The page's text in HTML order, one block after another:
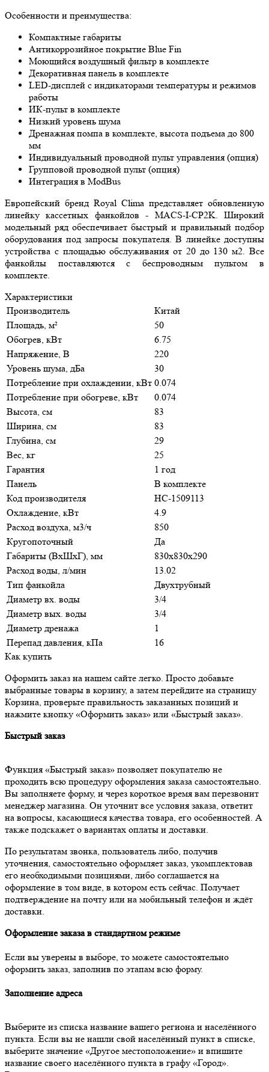
Особенности и преимущества:
Компактные габариты
Антикоррозийное покрытие Blue Fin
Моющийся воздушный фильтр в комплекте
Декоративная панель в комплекте
LED-дисплей с индикаторами температуры и режимов
работы
ИК-пульт в комплекте
Низкий уровень шума
Дренажная помпа в комплекте, высота подъема до 800
мм
Индивидуальный проводной пульт управления (опция)
Групповой проводной пульт (опция)
Интеграция в ModBus
Европейский бренд Royal Clima представляет обновленную
линейку кассетных фанкойлов - MACS-I-CP2K. Широкий
модельный ряд обеспечивает быстрый и правильный подбор
оборудования под запросы покупателя. В линейке доступны
устройства с площадью обслуживания от 20 до 130 м2. Все
фанкойлы поставляются с беспроводным пультом в
комплекте.
Характеристики
Производитель
Китай
Площадь, м²
50
Обогрев, кВт
6.75
Напряжение, В
220
Уровень шума, дБа
30
Потребление при охлаждении, кВт 0.074
Потребление при обогреве, кВт
0.074
Высота, см
83
Ширина, см
83
Глубина, см
29
Вес, кг
25
Гарантия
1 год
Панель
В комплекте
Код производителя
НС-1509113
Охлаждение, кВт
4.9
Расход воздуха, м3/ч
850
Кругопоточный
Да
Габариты (ВxШxГ), мм
830x830x290
Расход воды, л/мин
13.02
Тип фанкойла
Двухтрубный
Диаметр вх. воды
3/4
Диаметр вых. воды
3/4
Диаметр дренажа
1
Перепад давления, кПа
16
Как купить
Оформить заказ на нашем сайте легко. Просто добавьте
выбранные товары в корзину, а затем перейдите на страницу
Корзина, проверьте правильность заказанных позиций и
нажмите кнопку «Оформить заказ» или «Быстрый заказ».
Быстрый заказ
Функция «Быстрый заказ» позволяет покупателю не
проходить всю процедуру оформления заказа самостоятельно.
Вы заполняете форму, и через короткое время вам перезвонит
менеджер магазина. Он уточнит все условия заказа, ответит
на вопросы, касающиеся качества товара, его особенностей. А
также подскажет о вариантах оплаты и доставки.
По результатам звонка, пользователь либо, получив
уточнения, самостоятельно оформляет заказ, укомплектовав
его необходимыми позициями, либо соглашается на
оформление в том виде, в котором есть сейчас. Получает
подтверждение на почту или на мобильный телефон и ждёт
доставки.
Оформление заказа в стандартном режиме
Если вы уверены в выборе, то можете самостоятельно
оформить заказ, заполнив по этапам всю форму.
Заполнение адреса
Выберите из списка название вашего региона и населённого
пункта. Если вы не нашли свой населённый пункт в списке,
выберите значение «Другое местоположение» и впишите
название своего населённого пункта в графу «Город».